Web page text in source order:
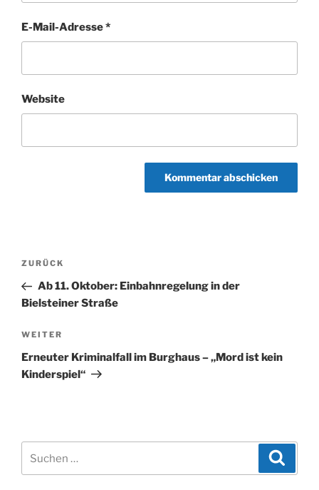
E-Mail-Adresse*
Website
Beitragsnavigation
Vorheriger
Beitrag
ZURÜCK
Ab 11. Oktober: Einbahnregelung in der
Bielsteiner Straße
Nächster
Beitrag
WEITER
Erneuter Kriminalfall im Burghaus – „Mord ist kein
Kinderspiel“
nach: